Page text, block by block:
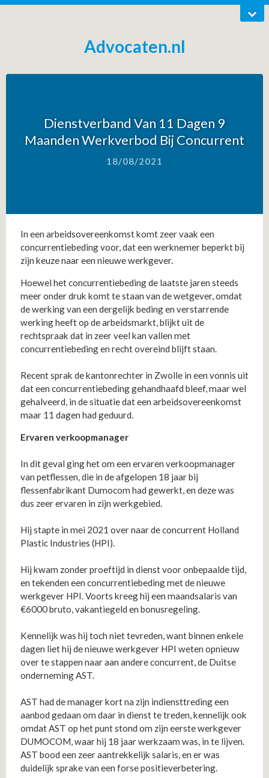
Advocaten.nl
Dienstverband Van 11 Dagen 9
Maanden Werkverbod Bij Concurrent
18/08/2021
In een arbeidsovereenkomst komt zeer vaak een
concurrentiebeding voor, dat een werknemer beperkt bij
zijn keuze naar een nieuwe werkgever.
Hoewel het concurrentiebeding de laatste jaren steeds
meer onder druk komt te staan van de wetgever, omdat
de werking van een dergelijk beding en verstarrende
werking heeft op de arbeidsmarkt, blijkt uit de
rechtspraak dat in zeer veel kan vallen met
concurrentiebeding en recht overeind blijft staan.
Recent sprak de kantonrechter in Zwolle in een vonnis uit
dat een concurrentiebeding gehandhaafd bleef, maar wel
gehalveerd, in de situatie dat een arbeidsovereenkomst
maar 11 dagen had geduurd.
Ervaren verkoopmanager
In dit geval ging het om een ervaren verkoopmanager
van petflessen, die in de afgelopen 18 jaar bij
flessenfabrikant Dumocom had gewerkt, en deze was
dus zeer ervaren in zijn werkgebied.
Hij stapte in mei 2021 over naar de concurrent Holland
Plastic Industries (HPI).
Hij kwam zonder proeftijd in dienst voor onbepaalde tijd,
en tekenden een concurrentiebeding met de nieuwe
werkgever HPI. Voorts kreeg hij een maandsalaris van
€6000 bruto, vakantiegeld en bonusregeling.
Kennelijk was hij toch niet tevreden, want binnen enkele
dagen liet hij de nieuwe werkgever HPI weten opnieuw
over te stappen naar aan andere concurrent, de Duitse
onderneming AST.
AST had de manager kort na zijn indiensttreding een
aanbod gedaan om daar in dienst te treden, kennelijk ook
omdat AST op het punt stond om zijn eerste werkgever
DUMOCOM, waar hij 18 jaar werkzaam was, in te lijven.
AST bood een zeer aantrekkelijk salaris, en er was
duidelijk sprake van een forse positieverbetering.